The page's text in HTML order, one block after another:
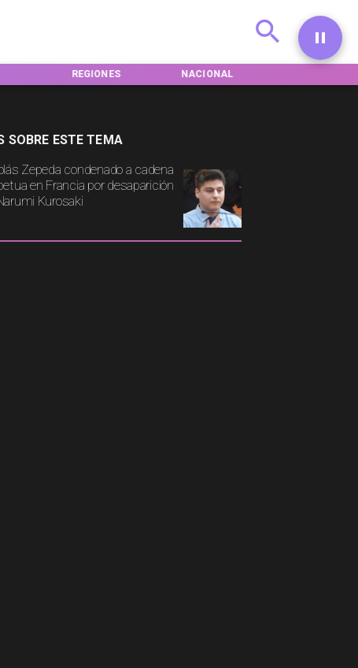
REGIONES NACIONAL
Zepeda condenado a cadena
en Francia por desaparición
Kurosaki
SOBRE ESTE TEMA